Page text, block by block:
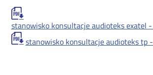
stanowisko konsultacje audioteks exatel -
stanowisko konsultacje audioteks tp -